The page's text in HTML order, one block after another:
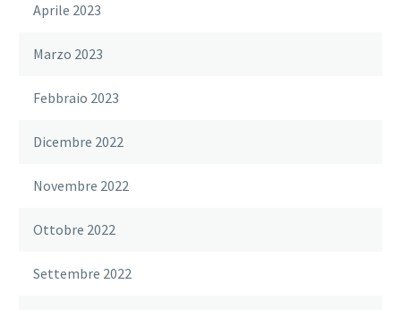
Aprile 2023
Marzo 2023
Febbraio 2023
Dicembre 2022
Novembre 2022
Ottobre 2022
Settembre 2022